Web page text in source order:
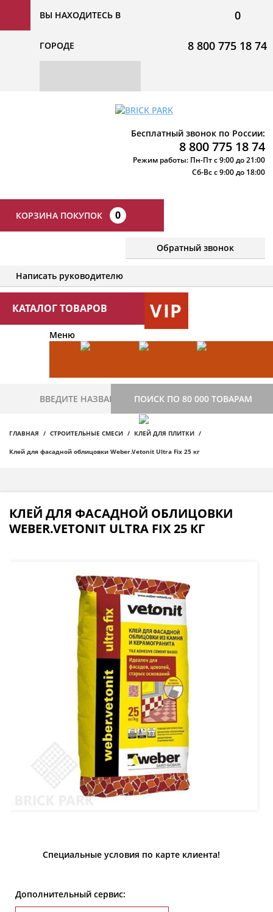
ВЫ НАХОДИТЕСЬ В
ГОРОДЕ
0
8 800 775 18 74
Бесплатный звонок по России:
8 800 775 18 74
Режим работы: Пн-Пт с 9:00 до 21:00
Сб-Вс с 9:00 до 18:00
КОРЗИНА ПОКУПОК 0
Обратный звонок
Написать руководителю
КАТАЛОГ ТОВАРОВ VIP
Меню
ПОИСК ПО 80 000 ТОВАРАМ
ГЛАВНАЯ СТРОИТЕЛЬНЫЕ СМЕСИ КЛЕЙ ДЛЯ ПЛИТКИ
Клей для фасадной облицовки Weber.Vetonit Ultra Fix 25 кг
КЛЕЙ ДЛЯ ФАСАДНОЙ ОБЛИЦОВКИ
WEBER.VETONIT ULTRA FIX 25 КГ
Специальные условия по карте клиента!
Дополнительный сервис: